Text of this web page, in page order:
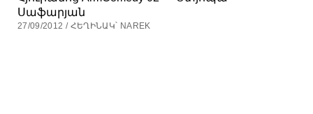
Սաֆարյան
27/09/2012 / ՀԵՂԻՆԱԿ՝ NAREK